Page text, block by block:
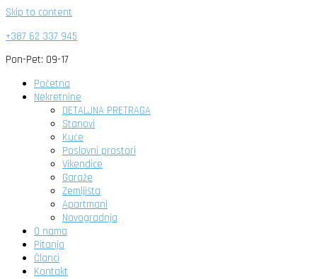
Skip to content
+387 62 337 945
Pon-Pet: 09-17
Početna
Nekretnine
DETALJNA PRETRAGA
Stanovi
Kuće
Poslovni prostori
Vikendice
Garaže
Zemljišta
Apartmani
Novogradnja
O nama
Pitanja
Članci
Kontakt